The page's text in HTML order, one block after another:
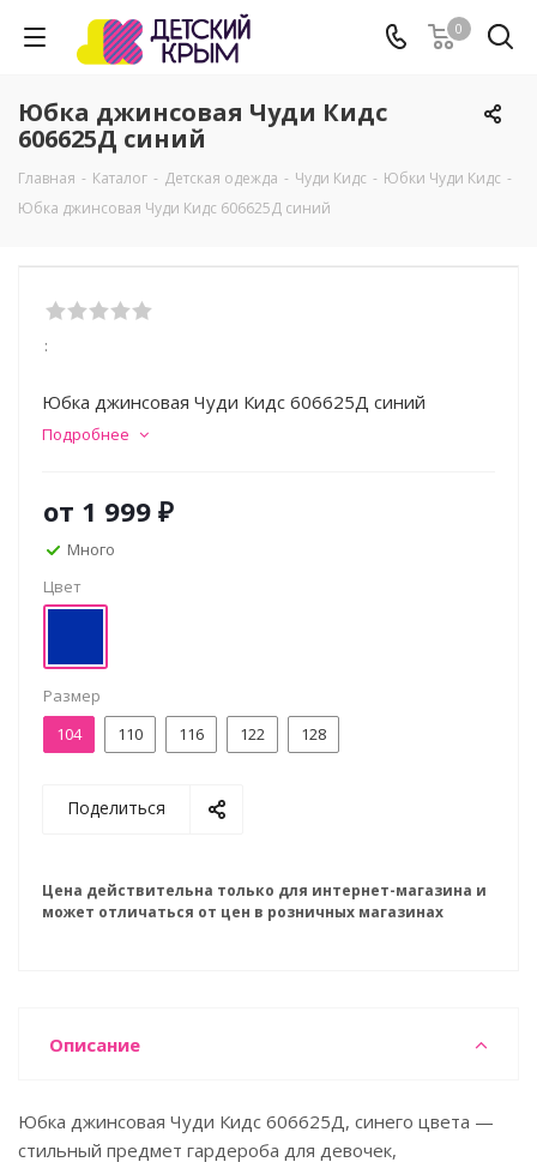
0
Юбка джинсовая Чуди Кидс
606625Д синий
Главная - Каталог - Детская одежда - Чуди Кидс - Юбки Чуди Кидс -
Юбка джинсовая Чуди Кидс 606625Д синий
:
Юбка джинсовая Чуди Кидс 606625Д синий
Подробнее
от 1 999 ₽
Много
Цвет
Размер
104
110 116 122 128
Поделиться
Цена действительна только для интернет-магазина и
может отличаться от цен в розничных магазинах
Описание
Юбка джинсовая Чуди Кидс 606625Д, синего цвета —
стильный предмет гардероба для девочек,